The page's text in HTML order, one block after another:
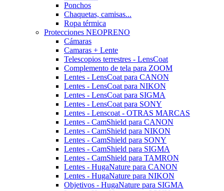
Ponchos
Chaquetas, camisas...
Ropa térmica
Protecciones NEOPRENO
Cámaras
Camaras + Lente
Telescopios terrestres - LensCoat
Complemento de tela para ZOOM
Lentes - LensCoat para CANON
Lentes - LensCoat para NIKON
Lentes - LensCoat para SIGMA
Lentes - LensCoat para SONY
Lentes - Lenscoat - OTRAS MARCAS
Lentes - CamShield para CANON
Lentes - CamShield para NIKON
Lentes - CamShield para SONY
Lentes - CamShield para SIGMA
Lentes - CamShield para TAMRON
Lentes - HugaNature para CANON
Lentes - HugaNature para NIKON
Objetivos - HugaNature para SIGMA